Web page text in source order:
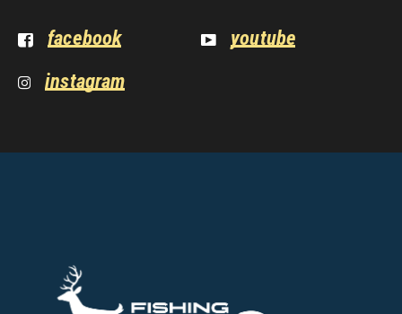
facebook
youtube
instagram